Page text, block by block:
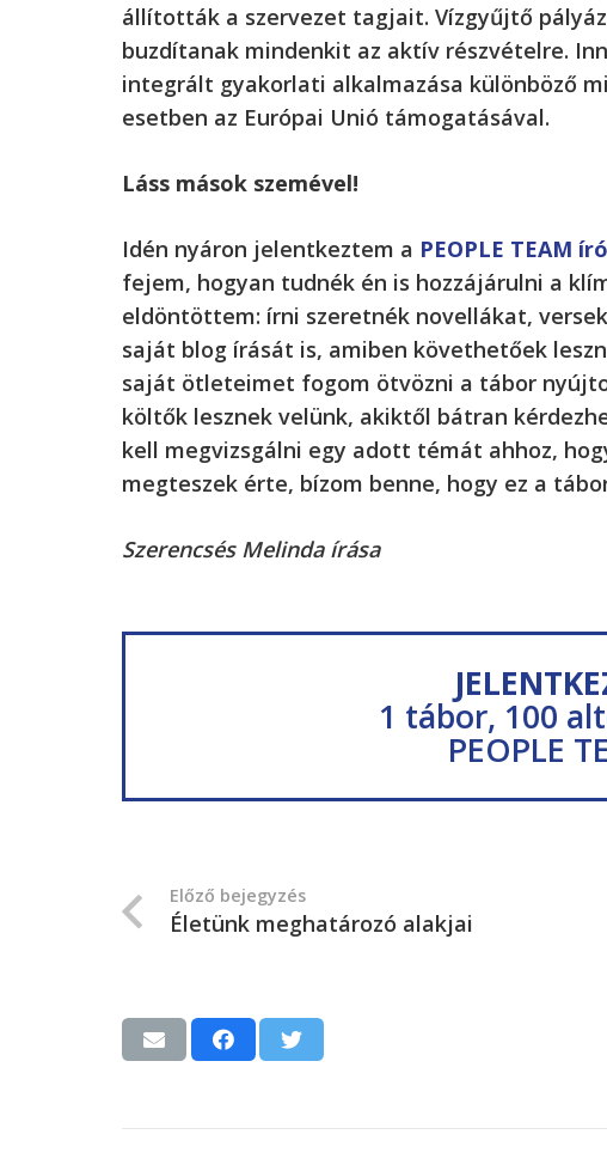
állították a szervezet tagjait. Vízgyűjtő
buzdítanak mindenkit az aktív részvételre.
integrált gyakorlati alkalmazása különböző
esetben az Európai Unió támogatásával.
Láss mások szemével!
Idén nyáron jelentkeztem a PEOPLE TEAM
fejem, hogyan tudnék én is hozzájárulni a
eldöntöttem: írni szeretnék novellákat,
saját blog írását is, amiben követhetőek
saját ötleteimet fogom ötvözni a tábor
költők lesznek velünk, akiktől bátran
kell megvizsgálni egy adott témát ahhoz,
megteszek érte, bízom benne, hogy ez a
Szerencsés Melinda írása
1 tábor, 100
PEOPLE
Előző bejegyzés
Életünk meghatározó alakjai